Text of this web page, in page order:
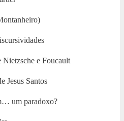
Nietzsche e Foucault
Jesus Santos
um paradoxo?